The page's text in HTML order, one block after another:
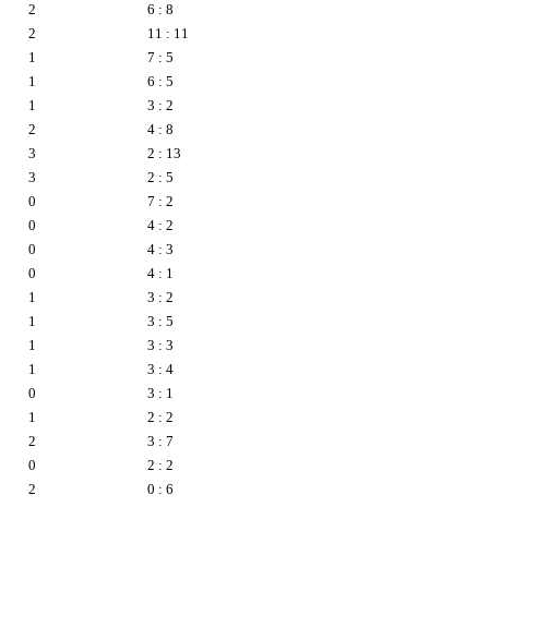
2
6 : 8
2
11 : 11
1
7 : 5
1
6 : 5
1
3 : 2
2
4 : 8
3
2 : 13
3
2 : 5
0
7 : 2
0
4 : 2
0
4 : 3
0
4 : 1
1
3 : 2
1
3 : 5
1
3 : 3
1
3 : 4
0
3 : 1
1
2 : 2
2
3 : 7
0
2 : 2
2 0 : 6